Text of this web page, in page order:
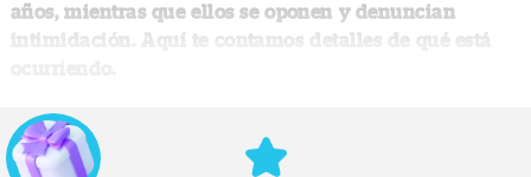
años, mientras que ellos se oponen y denuncian
intimidación. Aquí te contamos detalles de qué está